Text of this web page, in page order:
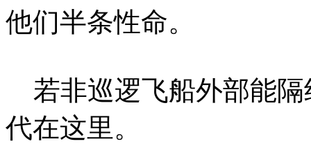
他们半条性命。
若非巡逻飞船外部能隔
代在这里。